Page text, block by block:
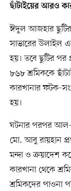
ছাঁটাইয়ের আরও
ঈদুল আজহার
সাভারের উলাইল
হয়। তবে ছুটির পর
৮৬৮ শ্রমিককে
কারখানার ফটক-
হয়।
ঘটনার পরপর আল-
মো. আবু রায়হান
মন্দা ও ক্রয়াদেশ
কারখানা থেকে
শ্রমিকদের পাওনা